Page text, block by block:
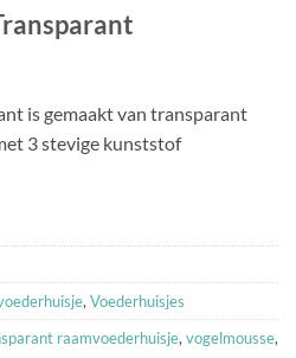
is gemaakt van transparant
3 stevige kunststof
,Voederhuisjes
raamvoederhuisje,vogelmousse,